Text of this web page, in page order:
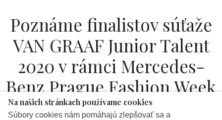
Poznáme finalistov súťaže
VAN GRAAF Junior Talent
2020 v rámci Mercedes-
Benz Prague Fashion Week
VIKTÓRIA VARGOVÁ
Na našich stránkach používame cookies
Súbory cookies nám pomáhajú zlepšovať sa a